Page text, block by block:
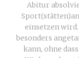
Abitur
einsetzen wird.
besonders
kann, ohne